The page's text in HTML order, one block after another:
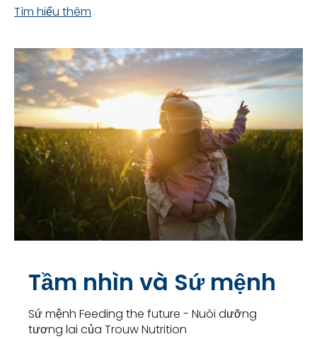
Tìm hiểu thêm
Tầm nhìn và Sứ mệnh
Sứ mệnh Feeding the future - Nuôi dưỡng
tương lai của Trouw Nutrition